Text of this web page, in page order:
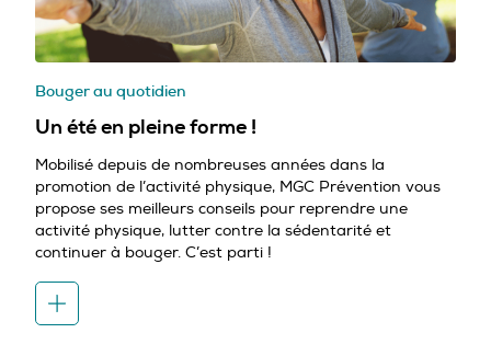
Bouger au quotidien
Un été en pleine forme !
Mobilisé depuis de nombreuses années dans la
promotion de l’activité physique, MGC Prévention vous
propose ses meilleurs conseils pour reprendre une
activité physique, lutter contre la sédentarité et
continuer à bouger. C’est parti !